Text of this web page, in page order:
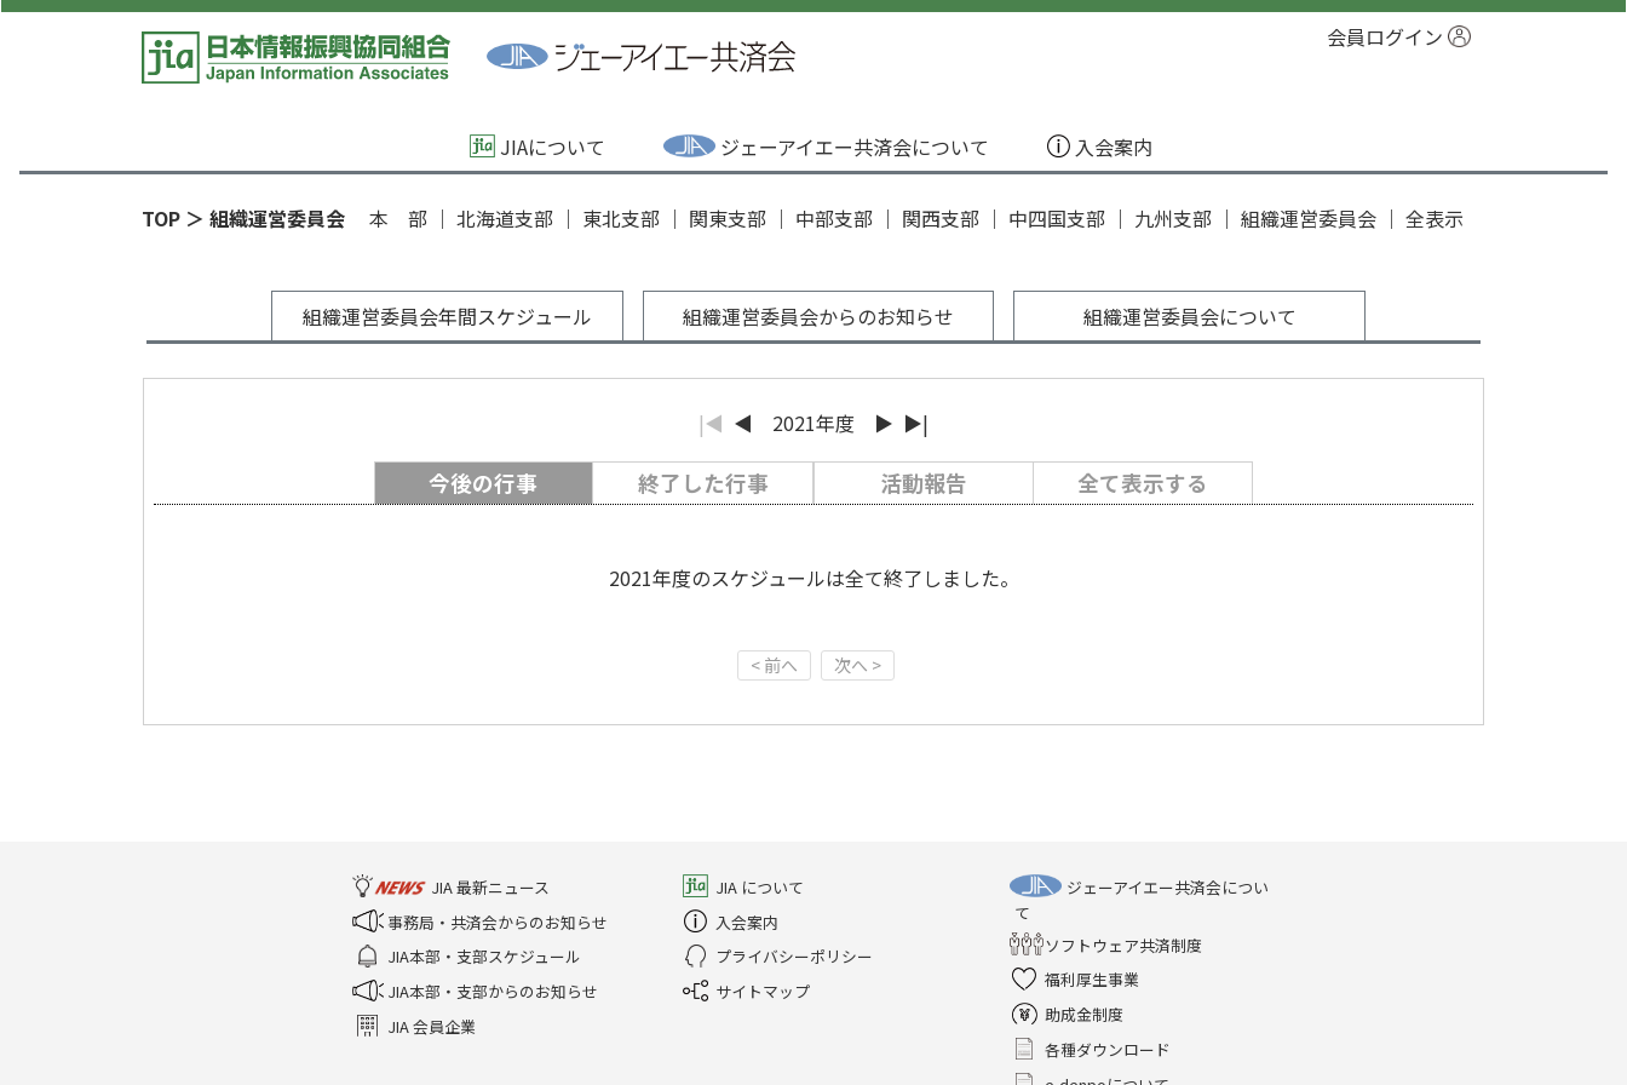
会員ログイン
JIAについて ジェーアイエー共済会について 入会案内
TOP ＞ 組織運営委員会 本 部 ｜ 北海道支部 ｜ 東北支部 ｜ 関東支部 ｜ 中部支部 ｜ 関西支部 ｜ 中四国支部 ｜ 九州支部 ｜ 組織運営委員会 ｜ 全表示
組織運営委員会年間スケジュール 組織運営委員会からのお知らせ 組織運営委員会について
|◀ ◀ 2021年度 ▶ ▶|
今後の行事 終了した行事 活動報告 全て表示する
2021年度のスケジュールは全て終了しました。
< 前へ 次へ >
JIA 最新ニュース
事務局・共済会からのお知らせ
JIA本部・支部スケジュール
JIA本部・支部からのお知らせ
JIA 会員企業
JIA について
入会案内
プライバシーポリシー
サイトマップ
ジェーアイエー共済会につい
て
ソフトウェア共済制度
福利厚生事業
助成金制度
各種ダウンロード